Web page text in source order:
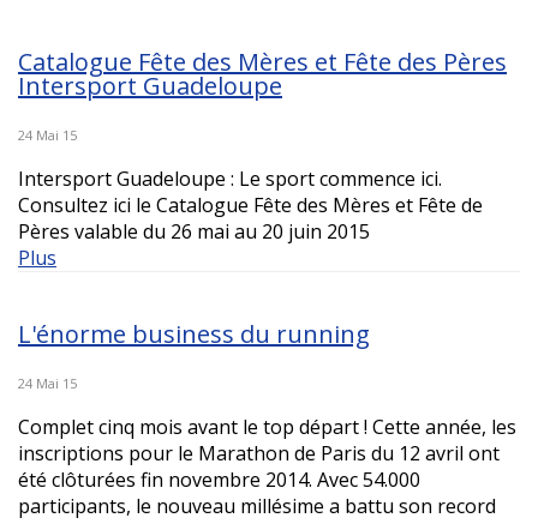
Catalogue Fête des Mères et Fête des Pères
Intersport Guadeloupe
24 Mai 15
Intersport Guadeloupe : Le sport commence ici.
Consultez ici le Catalogue Fête des Mères et Fête de
Pères valable du 26 mai au 20 juin 2015
Plus
L'énorme business du running
24 Mai 15
Complet cinq mois avant le top départ ! Cette année, les
inscriptions pour le Marathon de Paris du 12 avril ont
été clôturées fin novembre 2014. Avec 54.000
participants, le nouveau millésime a battu son record